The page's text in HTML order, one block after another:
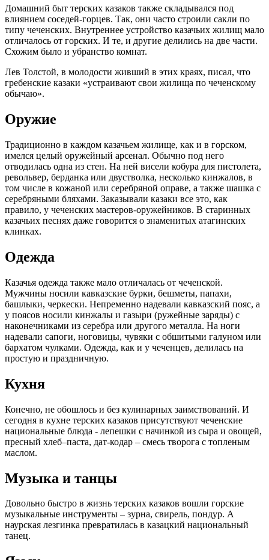
Домашний быт терских казаков также складывался под
влиянием соседей-горцев. Так, они часто строили сакли по
типу чеченских. Внутреннее устройство казачьих жилищ мало
отличалось от горских. И те, и другие делились на две части.
Схожим было и убранство комнат.
Лев Толстой, в молодости живший в этих краях, писал, что
гребенские казаки «устраивают свои жилища по чеченскому
обычаю».
Оружие
Традиционно в каждом казачьем жилище, как и в горском,
имелся целый оружейный арсенал. Обычно под него
отводилась одна из стен. На ней висели кобура для пистолета,
револьвер, берданка или двустволка, несколько кинжалов, в
том числе в кожаной или серебряной оправе, а также шашка с
серебряными бляхами. Заказывали казаки все это, как
правило, у чеченских мастеров-оружейников. В старинных
казачьих песнях даже говорится о знаменитых атагинских
клинках.
Одежда
Казачья одежда также мало отличалась от чеченской.
Мужчины носили кавказские бурки, бешметы, папахи,
башлыки, черкески. Непременно надевали кавказский пояс, а
у поясов носили кинжалы и газыри (ружейные заряды) с
наконечниками из серебра или другого металла. На ноги
надевали сапоги, ноговицы, чувяки с обшитыми галуном или
бархатом чулками. Одежда, как и у чеченцев, делилась на
простую и праздничную.
Кухня
Конечно, не обошлось и без кулинарных заимствований. И
сегодня в кухне терских казаков присутствуют чеченские
национальные блюда - лепешки с начинкой из сыра и овощей,
пресный хлеб–паста, дат-кодар – смесь творога с топленым
маслом.
Музыка и танцы
Довольно быстро в жизнь терских казаков вошли горские
музыкальные инструменты – зурна, свирель, пондур. А
наурская лезгинка превратилась в казацкий национальный
танец.